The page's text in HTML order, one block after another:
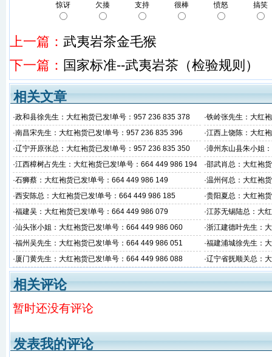
惊讶 欠揍 支持 很棒 愤怒 搞笑
上一篇： 武夷岩茶金毛猴
下一篇： 国家标准--武夷岩茶（检验规则）
相关文章
·政和县徐先生：大红袍货已发!单号：957 236 835 378 ·铁岭张先生：大红
·南昌宋先生：大红袍货已发!单号：957 236 835 396 ·江西上饶陈：大红
·辽宁开原张总：大红袍货已发!单号：957 236 835 350 ·漳州东山县朱小姐
3
·江西樟树占先生：大红袍货已发!单号：664 449 986 194 ·邵武肖总：大红袍
·石狮蔡：大红袍货已发!单号：664 449 986 149 ·温州何总：大红袍
·西安陈总：大红袍货已发!单号：664 449 986 185 ·贵阳夏总：大红袍
·福建吴：大红袍货已发!单号：664 449 986 079 ·江苏无锡陆总：大
·汕头张小姐：大红袍货已发!单号：664 449 986 060 ·浙江建德叶先生：
·福州吴先生：大红袍货已发!单号：664 449 986 051 ·福建浦城徐先生：
·厦门黄先生：大红袍货已发!单号：664 449 986 088 ·辽宁省抚顺关总：
相关评论
暂时还没有评论
发表我的评论